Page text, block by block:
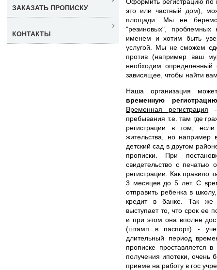
это или частный дом),
площади. Мы не
"резиновых", проблемных
именем и хотим быть
услугой. Мы не сможем
против (например ваш
необходим
зависящее, чтобы найти
Наша организация
временную
Временная регистрация -
пребывания т.е. там где
регистрации в том,
жительства, но например
детский сад в другом
прописки. При
свидетельство с
регистрации. Как правило
3 месяцев до 5 лет. С
отправить ребенка в
кредит в банке. Так же
выступает то, что срок ее
и при этом она вполне
(штамп в паспорт) -
длительный период
прописке проставляется
получения ипотеки, очень
приеме на работу в гос
ЗАКАЗАТЬ ПРОПИСКУ
КОНТАКТЫ